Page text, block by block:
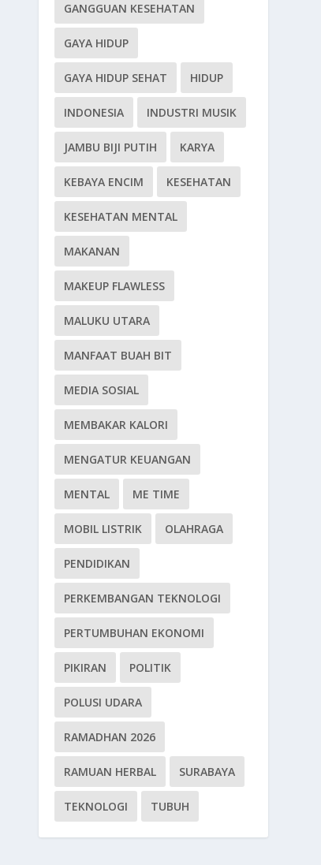
GANGGUAN KESEHATAN
GAYA HIDUP
GAYA HIDUP SEHAT HIDUP
INDONESIA INDUSTRI MUSIK
JAMBU BIJI PUTIH KARYA
KEBAYA ENCIM KESEHATAN
KESEHATAN MENTAL
MAKANAN
MAKEUP FLAWLESS
MALUKU UTARA
MANFAAT BUAH BIT
MEDIA SOSIAL
MEMBAKAR KALORI
MENGATUR KEUANGAN
MENTAL ME TIME
MOBIL LISTRIK OLAHRAGA
PENDIDIKAN
PERKEMBANGAN TEKNOLOGI
PERTUMBUHAN EKONOMI
PIKIRAN POLITIK
POLUSI UDARA
RAMADHAN 2026
RAMUAN HERBAL SURABAYA
TEKNOLOGI TUBUH